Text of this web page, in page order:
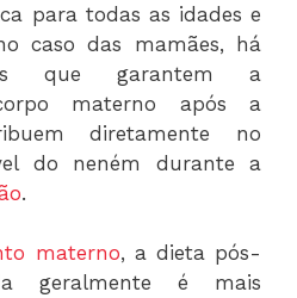
para todas as idades e
caso das mamães, há
que garantem a
materno após a
diretamente no
do neném durante a
.
materno, a dieta pós-
geralmente é mais